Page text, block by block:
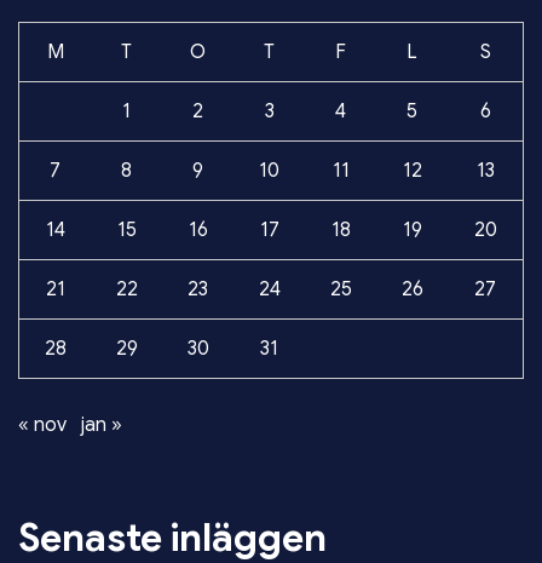
M T O T F L S
1 2 3 4 5 6
7 8 9 10 11 12 13
14 15 16 17 18 19 20
21 22 23 24 25 26 27
28 29 30 31
« nov jan »
Senaste inläggen